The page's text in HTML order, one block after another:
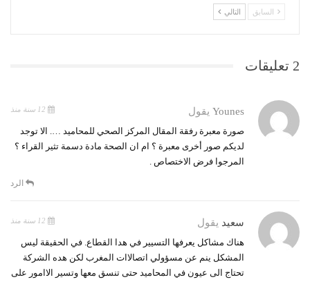
السابق التالي
2 تعليقات
Younes يقول
صورة معبرة رفقة المقال المركز الصحي للمحاميد …. الا توجد
لديكم صور أخرى معبرة ؟ ام ان الصحة مادة دسمة تثير القراء ؟
المرجوا فرض الاختصاص .
الرد
ﺳﻌﻴﺪ يقول
ﻫﻨﺎﻙ ﻣﺸﺎﻛﻞ ﻳﻌﺮﻓﻬﺎ ﺍﻟﺘﺴﻴﻴﺮ ﻓﻲ ﻫﺪﺍ ﺍﻟﻘﻄﺎﻉ. ﻓﻲ ﺍﻟﺤﻘﻴﻘﺔ ﻟﻴﺲ
ﺍﻟﻤﺸﻜﻞ ﻳﻨﻢ ﻋﻦ ﻣﺴﺆﻭﻟﻲ ﺍﺗﺼﺎﻻﺍﺕ ﺍﻟﻤﻐﺮﺏ ﻟﻜﻦ ﻫﺪﻩ ﺍﻟﺸﺮﻛﺔ
ﺗﺤﺘﺎﺝ ﺍﻟﻰ ﻋﻴﻮﻥ ﻓﻲ ﺍﻟﻤﺤﺎﻣﻴﺪ ﺣﺘﻰ ﺗﻨﺴﻖ ﻣﻌﻬﺎ ﻭﺗﺴﻴﺮ ﺍﻻﺍﻣﻮﺭ ﻋﻠﻰ